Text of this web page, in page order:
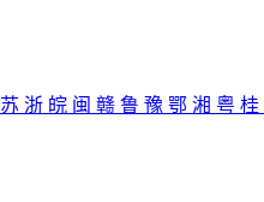
苏 浙 皖 闽 赣 鲁 豫 鄂 湘 粤 桂